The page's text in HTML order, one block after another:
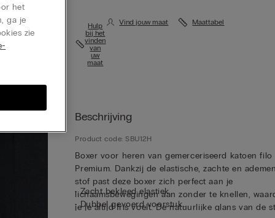
Hulp
bij het
vinden
van
uw
maat
Vind jouw maat Maattabel
Beschrijving
Product code: SBU12H
Boxer voor heren van gemerceriseerd katoen filo
Premium. Dankzij de elastische, zachte en
stof past deze boxer zich perfect aan je
lichaamsbewegingen aan zonder te knellen,
je je altijd fris voelt. De natuurlijke glans van de
• Zacht bekleed elastiek
• Dubbel gevoerd voorstuk
het
ga je
zie